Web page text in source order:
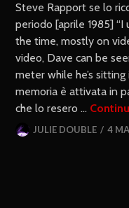
Steve Rapport se lo
periodo [aprile 1985]
the time, mostly on
video, Dave can be
meter while he’s
memoria è attivata in
che lo resero …
JULIE DOUBLE 4